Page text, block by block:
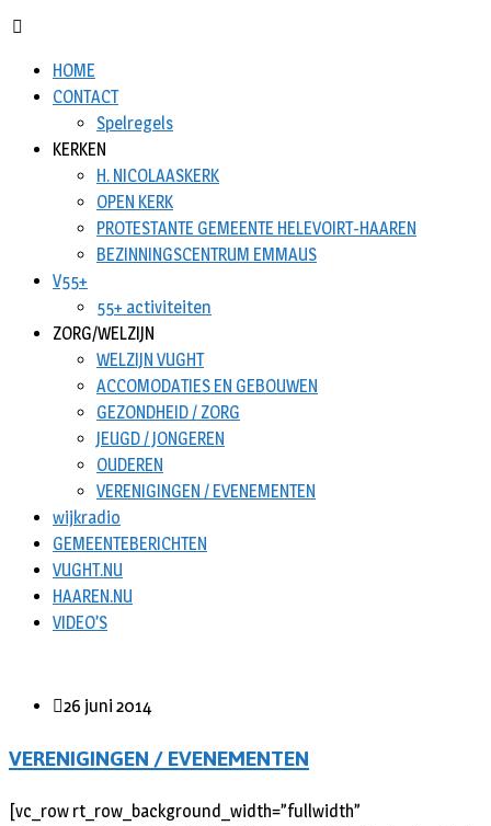
HOME
CONTACT
Spelregels
KERKEN
H. NICOLAASKERK
OPEN KERK
PROTESTANTE GEMEENTE HELEVOIRT-HAAREN
BEZINNINGSCENTRUM EMMAUS
V55+
55+ activiteiten
ZORG/WELZIJN
WELZIJN VUGHT
ACCOMODATIES EN GEBOUWEN
GEZONDHEID / ZORG
JEUGD / JONGEREN
OUDEREN
VERENIGINGEN / EVENEMENTEN
wijkradio
GEMEENTEBERICHTEN
VUGHT.NU
HAAREN.NU
VIDEO’S
26 juni 2014
VERENIGINGEN / EVENEMENTEN
[vc_row rt_row_background_width=”fullwidth”